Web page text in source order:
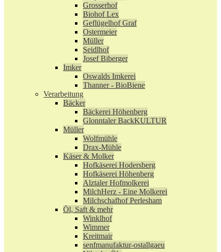
Grosserhof
Biohof Lex
Geflügelhof Graf
Ostermeier
Müller
Seidlhof
Josef Biberger
Imker
Oswalds Imkerei
Thanner - BioBiene
Verarbeitung
Bäcker
Bäckerei Höhenberg
Glonntaler BackKULTUR
Müller
Wolfmühle
Drax-Mühle
Käser & Molker
Hofkäserei Hodersberg
Hofkäserei Höhenberg
Alztaler Hofmolkerei
MilchHerz - Eine Molkerei
Milchschafhof Perlesham
Öl, Saft & mehr
Winklhof
Wimmer
Kreitmair
senfmanufaktur-ostallgaeu